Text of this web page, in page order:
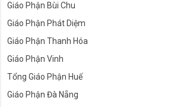
Giáo Phận Bùi Chu
Giáo Phận Phát Diệm
Giáo Phận Thanh Hóa
Giáo Phận Vinh
Tổng Giáo Phận Huế
Giáo Phận Đà Nẵng